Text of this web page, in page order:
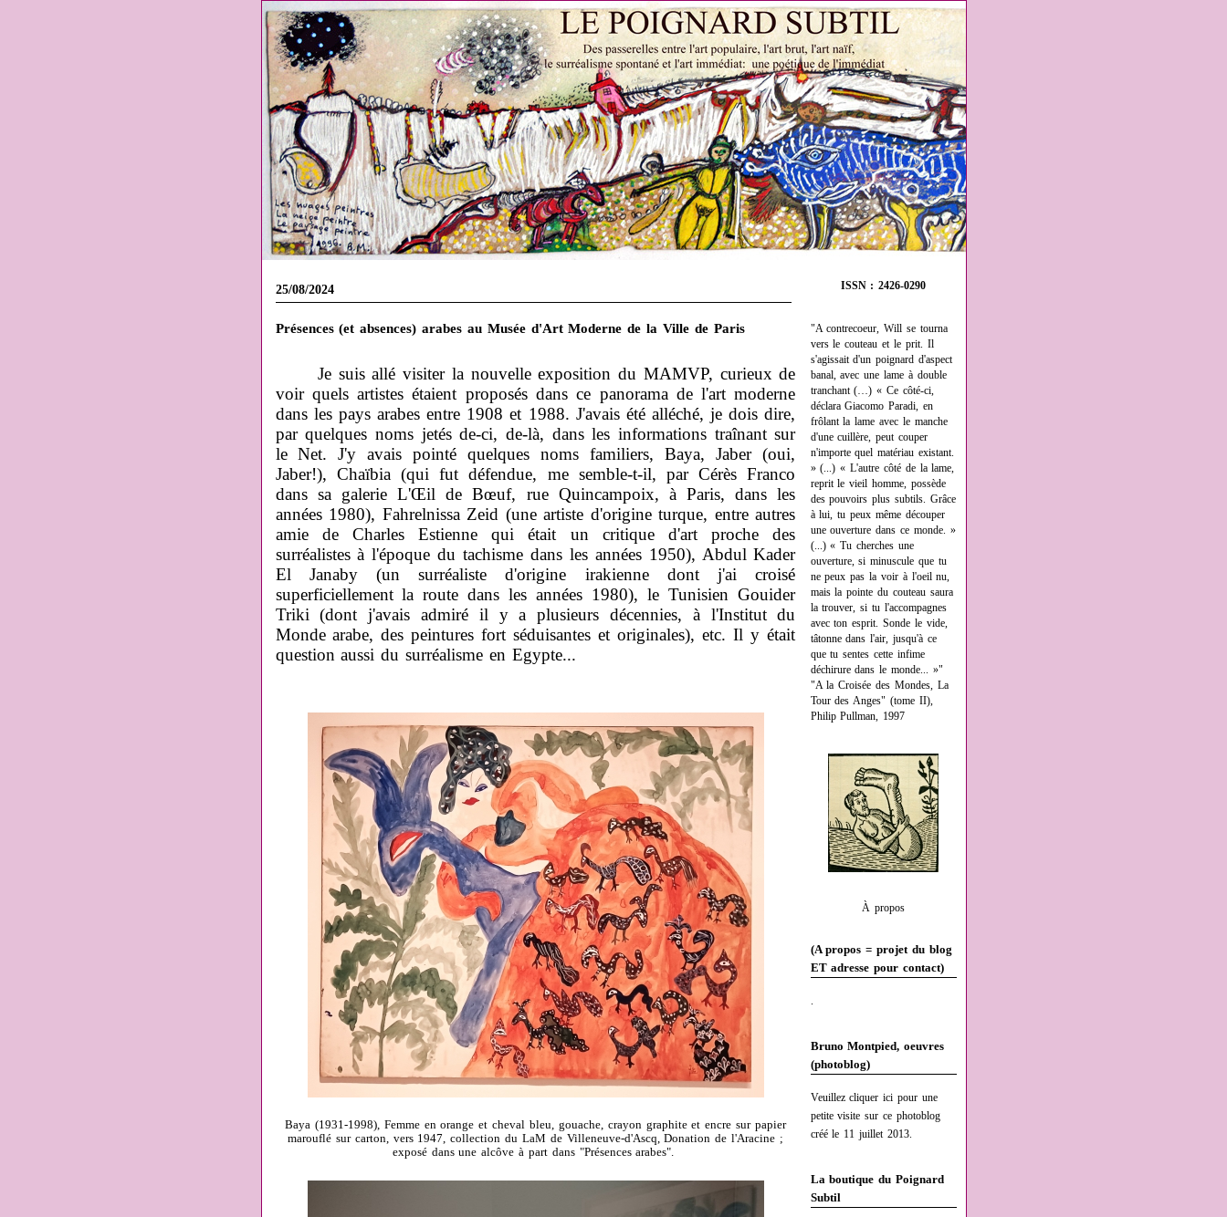
ISSN : 2426-0290
"A contrecoeur, Will se tourna
vers le couteau et le prit. Il
s'agissait d'un poignard d'aspect
banal, avec une lame à double
tranchant (…) « Ce côté-ci,
déclara Giacomo Paradi, en
frôlant la lame avec le manche
d'une cuillère, peut couper
n'importe quel matériau existant.
» (...) « L'autre côté de la lame,
reprit le vieil homme, possède
des pouvoirs plus subtils. Grâce
à lui, tu peux même découper
une ouverture dans ce monde. »
(...) « Tu cherches une
ouverture, si minuscule que tu
ne peux pas la voir à l'oeil nu,
mais la pointe du couteau saura
la trouver, si tu l'accompagnes
avec ton esprit. Sonde le vide,
tâtonne dans l'air, jusqu'à ce
que tu sentes cette infime
déchirure dans le monde... »"
"A la Croisée des Mondes, La
Tour des Anges" (tome II),
Philip Pullman, 1997
À propos
(A propos = projet du blog
ET adresse pour contact)
.
Bruno Montpied, oeuvres
(photoblog)
Veuillez cliquer ici pour une
petite visite sur ce photoblog
créé le 11 juillet 2013.
La boutique du Poignard
Subtil
25/08/2024
Présences (et absences) arabes au Musée d'Art Moderne de la Ville de Paris
Je suis allé visiter la nouvelle exposition du MAMVP, curieux de
voir quels artistes étaient proposés dans ce panorama de l'art moderne
dans les pays arabes entre 1908 et 1988. J'avais été alléché, je dois dire,
par quelques noms jetés de-ci, de-là, dans les informations traînant sur
le Net. J'y avais pointé quelques noms familiers, Baya, Jaber (oui,
Jaber!), Chaïbia (qui fut défendue, me semble-t-il, par Cérès Franco
dans sa galerie L'Œil de Bœuf, rue Quincampoix, à Paris, dans les
années 1980), Fahrelnissa Zeid (une artiste d'origine turque, entre autres
amie de Charles Estienne qui était un critique d'art proche des
surréalistes à l'époque du tachisme dans les années 1950), Abdul Kader
El Janaby (un surréaliste d'origine irakienne dont j'ai croisé
superficiellement la route dans les années 1980), le Tunisien Gouider
Triki (dont j'avais admiré il y a plusieurs décennies, à l'Institut du
Monde arabe, des peintures fort séduisantes et originales), etc. Il y était
question aussi du surréalisme en Egypte...
Baya (1931-1998), Femme en orange et cheval bleu, gouache, crayon graphite et encre sur papier
marouflé sur carton, vers 1947, collection du LaM de Villeneuve-d'Ascq, Donation de l'Aracine ;
exposé dans une alcôve à part dans "Présences arabes".